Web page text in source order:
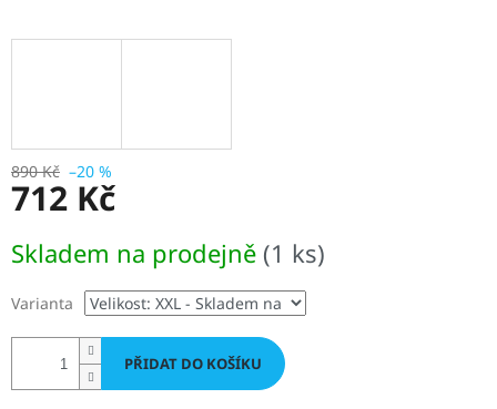
890 Kč –20 %
712 Kč
cena:
Skladem na prodejně (1 ks)
Varianta
PŘIDAT DO KOŠÍKU